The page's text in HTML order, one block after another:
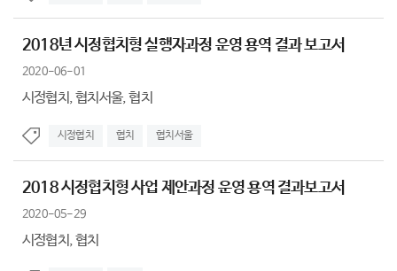
2018년 시정협치형 실행자과정 운영 용역 결과 보고서
2020-06-01
시정협치, 협치서울, 협치
시정협치 협치 협치서울
2018 시정협치형 사업 제안과정 운영 용역 결과보고서
2020-05-29
시정협치, 협치